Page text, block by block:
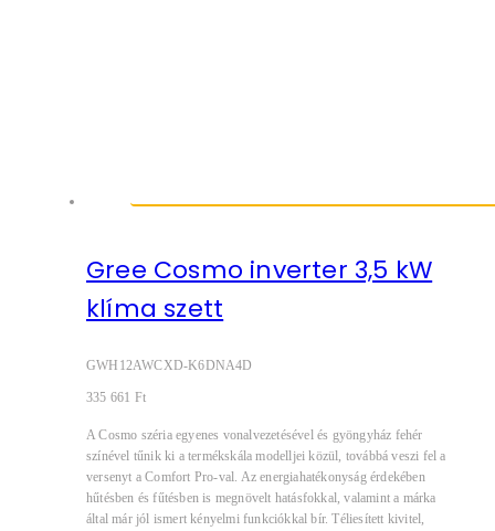
Gree Cosmo inverter 3,5 kW
klíma szett
GWH12AWCXD-K6DNA4D
335 661 Ft
A Cosmo széria egyenes vonalvezetésével és gyöngyház fehér
színével tűnik ki a termékskála modelljei közül, továbbá veszi fel a
versenyt a Comfort Pro-val. Az energiahatékonyság érdekében
hűtésben és fűtésben is megnövelt hatásfokkal, valamint a márka
által már jól ismert kényelmi funkciókkal bír. Téliesített kivitel,